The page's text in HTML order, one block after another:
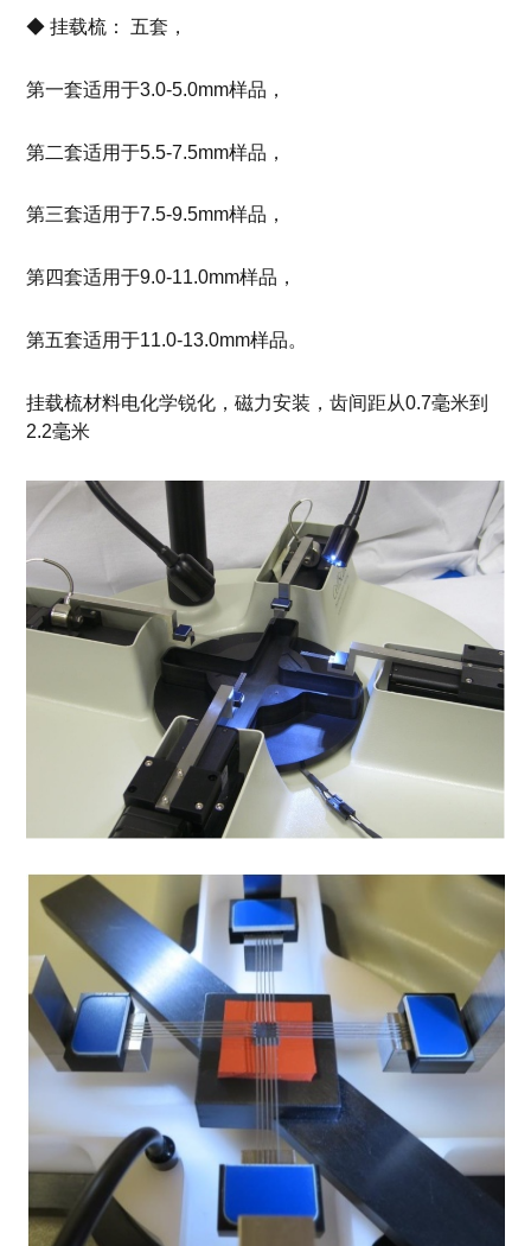
◆ 挂载梳： 五套，
第一套适用于3.0-5.0mm样品，
第二套适用于5.5-7.5mm样品，
第三套适用于7.5-9.5mm样品，
第四套适用于9.0-11.0mm样品，
第五套适用于11.0-13.0mm样品。
挂载梳材料电化学锐化，磁力安装，齿间距从0.7毫米到
2.2毫米